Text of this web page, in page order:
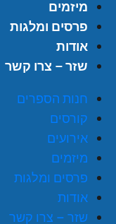
מיזמים
פרסים ומלגות
אודות
שזר – צרו קשר
חנות הספרים
קורסים
אירועים
מיזמים
פרסים ומלגות
אודות
שזר – צרו קשר